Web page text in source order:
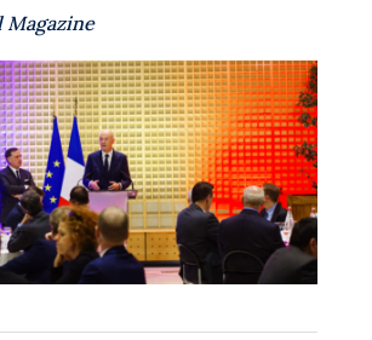
Magazine